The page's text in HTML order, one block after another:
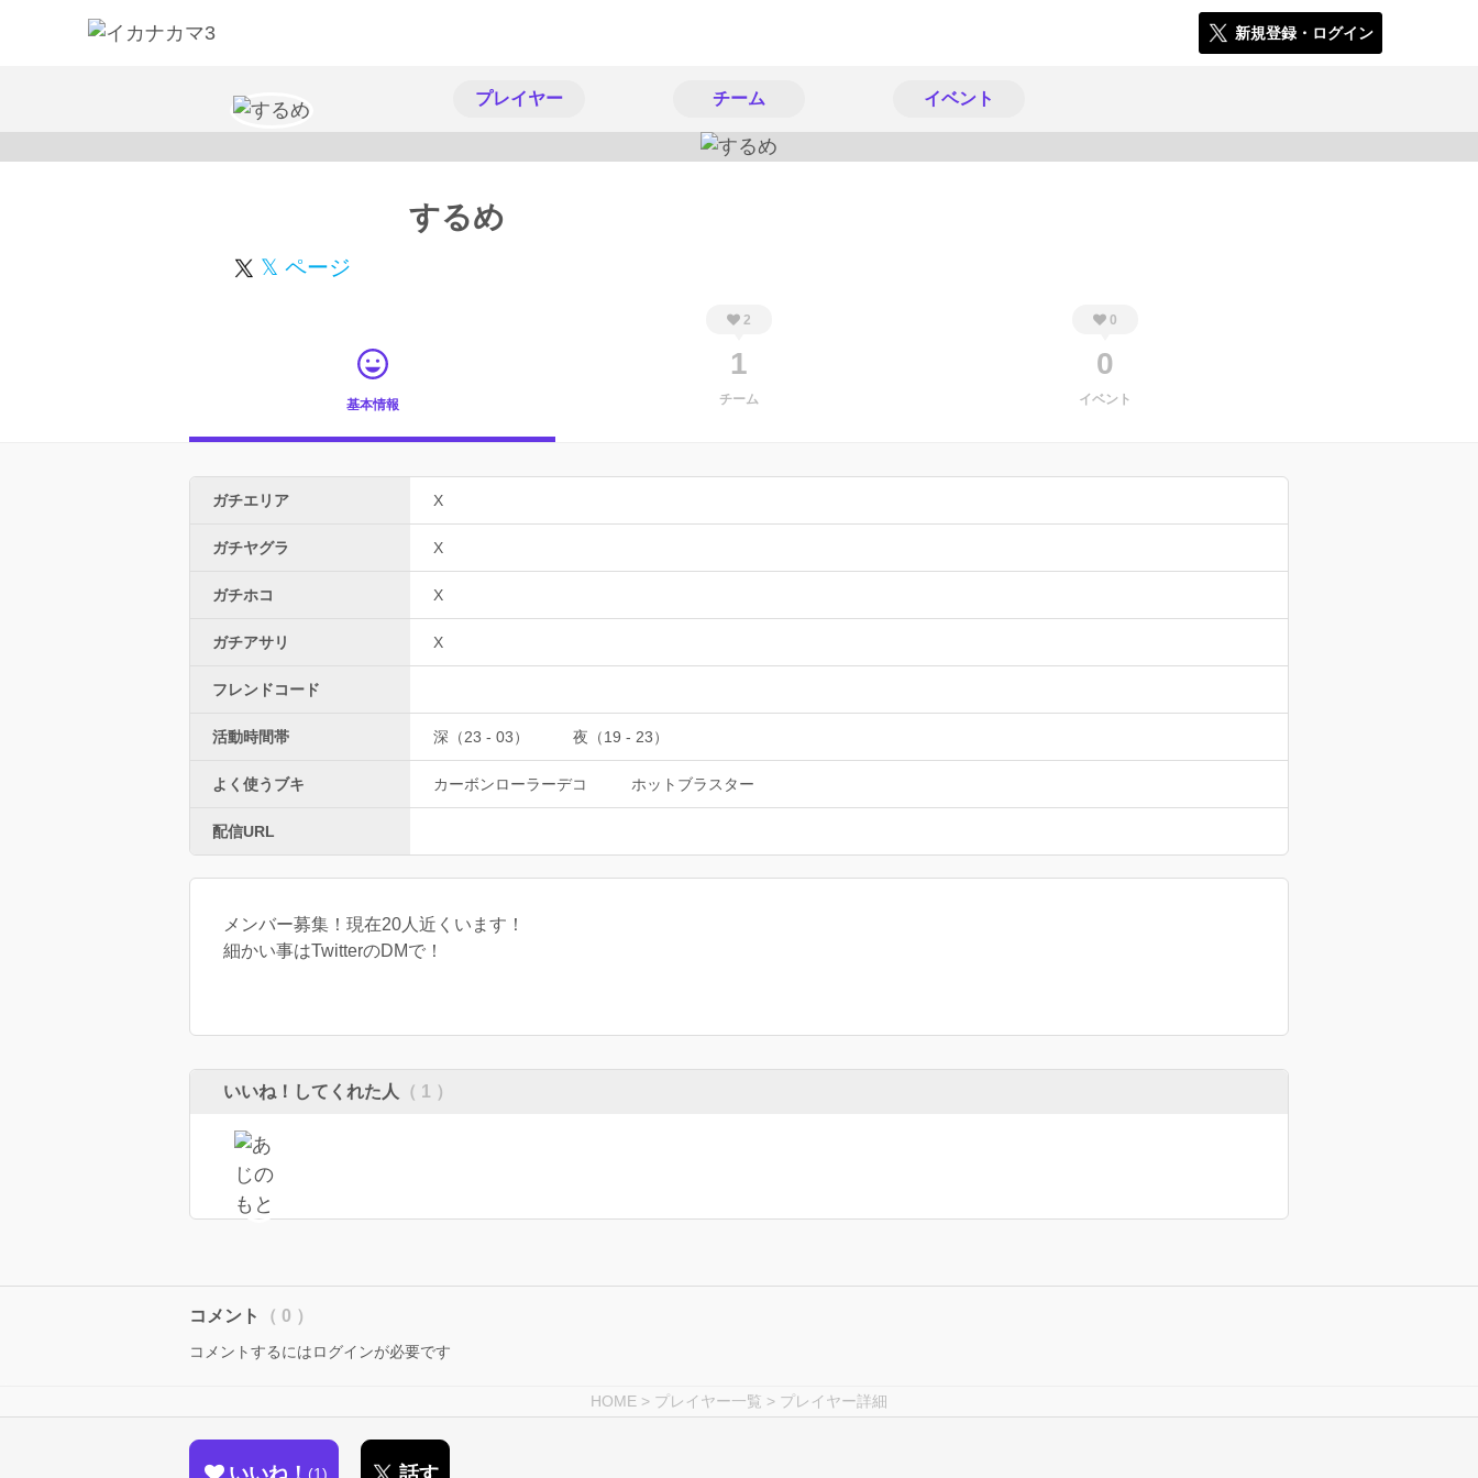
新規登録・ログイン
プレイヤー チーム イベント
するめ
𝕏 ページ
基本情報
2
1
チーム
0
0
イベント
ガチエリア X
ガチヤグラ X
ガチホコ X
ガチアサリ X
フレンドコード
活動時間帯 深（23 - 03） 夜（19 - 23）
よく使うブキ カーボンローラーデコ ホットブラスター
配信URL
メンバー募集！現在20人近くいます！
細かい事はTwitterのDMで！
いいね！してくれた人 （ 1 ）
コメント （ 0 ）
コメントするにはログインが必要です
HOME > プレイヤー一覧 > プレイヤー詳細
いいね！ 1 話す